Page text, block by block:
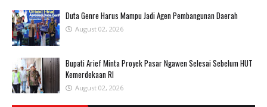
Duta Genre Harus Mampu Jadi Agen Pembangunan Daerah
August 02, 2026
Bupati Arief Minta Proyek Pasar Ngawen Selesai Sebelum HUT
Kemerdekaan RI
August 02, 2026